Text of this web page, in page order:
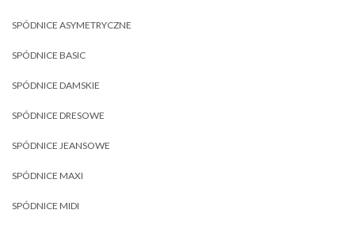
SPÓDNICE ASYMETRYCZNE
SPÓDNICE BASIC
SPÓDNICE DAMSKIE
SPÓDNICE DRESOWE
SPÓDNICE JEANSOWE
SPÓDNICE MAXI
SPÓDNICE MIDI